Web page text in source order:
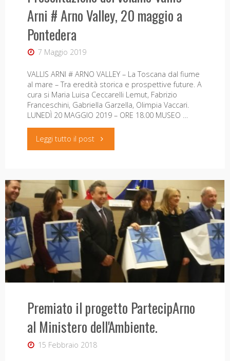
Valley"
Arni # Arno Valley, 20 maggio a
Pontedera
7 Maggio 2019
VALLIS ARNI # ARNO VALLEY – La Toscana dal fiume
al mare – Tra eredità storica e prospettive future. A
cura si Maria Luisa Ceccarelli Lemut, Fabrizio
Franceschini, Gabriella Garzella, Olimpia Vaccari.
LUNEDÌ 20 MAGGIO 2019 – ORE 18.00 MUSEO …
Leggi tutto il post"Presentazione
volume
Vallis
Arni
20
Premiato il progetto PartecipArno
al Ministero dell'Ambiente.
15 Febbraio 2018